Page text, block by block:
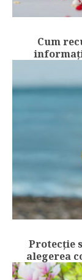
Cum
Protecție
alegerea